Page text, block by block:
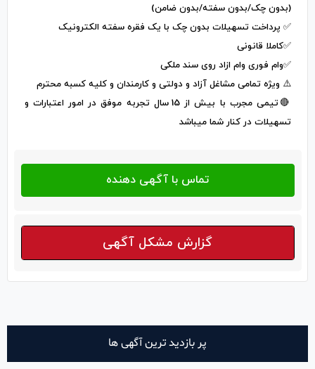
(بدون چک/بدون سفته/بدون ضامن)
✅ پرداخت تسهیلات بدون چک با یک فقره سفته الکترونیک
✅کاملا قانونی
✅وام فوری وام ازاد روی سند ملکی
⚠️ ویژه تمامی مشاغل آزاد و دولتی و کارمندان و کلیه کسبه محترم
🔴تیمی مجرب با بیش از 15 سال تجربه موفق در امور اعتبارات و
تسهیلات در کنار شما میباشد
گزارش مشکل آگهی
پر بازدید ترین آگهی ها